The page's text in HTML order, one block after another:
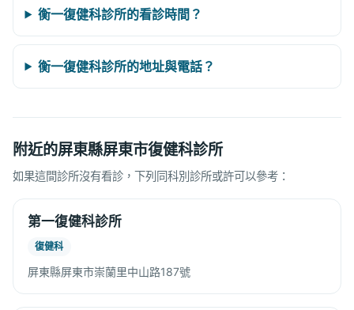
衡一復健科診所的看診時間？
衡一復健科診所的地址與電話？
附近的屏東縣屏東市復健科診所
如果這間診所沒有看診，下列同科別診所或許可以參考：
第一復健科診所
復健科
屏東縣屏東市崇蘭里中山路187號